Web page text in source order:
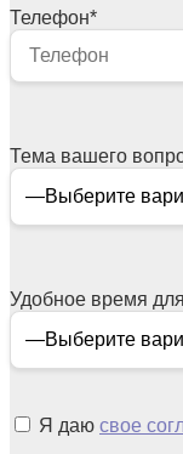
Телефон*
Тема вашего
Удобное время
Я даю свое